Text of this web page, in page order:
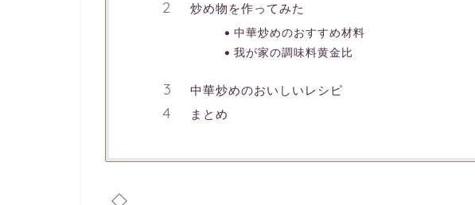
炒め物を作ってみた
中華炒めのおすすめ材料
我が家の調味料黄金比
中華炒めのおいしいレシピ
まとめ